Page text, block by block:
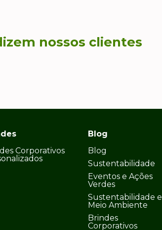
nossos clientes
Corporativos
Blog
Blog
Sustentabilidade
Eventos e Ações
Verdes
Sustentabilidade e
Meio Ambiente
Brindes
Corporativos